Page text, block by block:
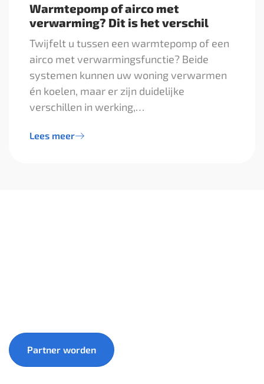
Warmtepomp of airco met
verwarming? Dit is het verschil
Twijfelt u tussen een warmtepomp of een
airco met verwarmingsfunctie? Beide
systemen kunnen uw woning verwarmen
én koelen, maar er zijn duidelijke
verschillen in werking,…
Lees meer
Partner worden